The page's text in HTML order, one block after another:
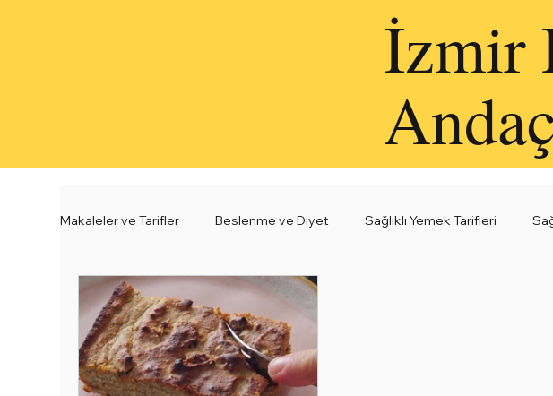
İzmir
Makaleler ve Tarifler Beslenme ve Diyet Sağlıklı Yemek Tarifleri
Sağlıklı Çorba Tarifleri Sağlıklı Atıştırmalık Tarifleri